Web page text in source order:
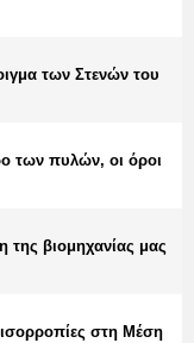
των Στενών του
των πυλών, οι όροι
της βιομηχανίας μας
στη Μέση